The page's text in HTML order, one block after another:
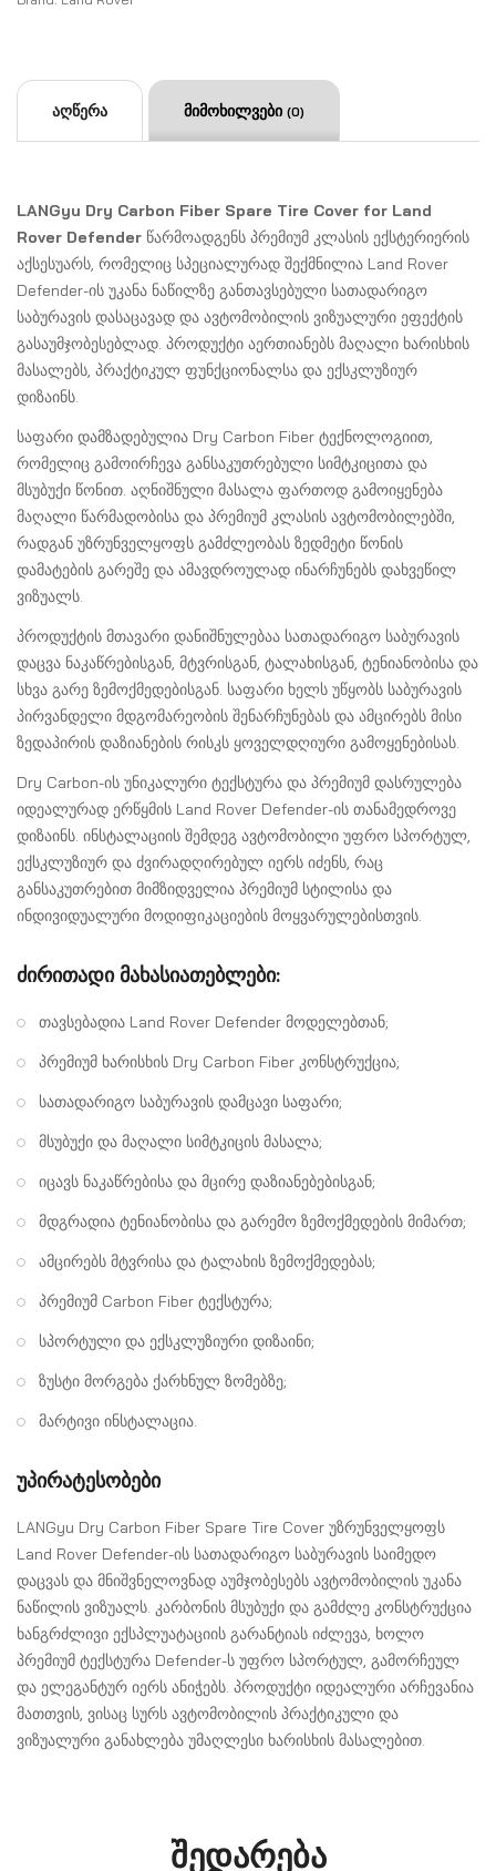
აღწერა მიმოხილვები (0)
LANGyu Dry Carbon Fiber Spare Tire Cover for Land
Rover Defender წარმოადგენს პრემიუმ კლასის ექსტერიერის
აქსესუარს, რომელიც სპეციალურად შექმნილია Land Rover
Defender-ის უკანა ნაწილზე განთავსებული სათადარიგო
საბურავის დასაცავად და ავტომობილის ვიზუალური ეფექტის
გასაუმჯობესებლად. პროდუქტი აერთიანებს მაღალი ხარისხის
მასალებს, პრაქტიკულ ფუნქციონალსა და ექსკლუზიურ
დიზაინს.
საფარი დამზადებულია Dry Carbon Fiber ტექნოლოგიით,
რომელიც გამოირჩევა განსაკუთრებული სიმტკიცითა და
მსუბუქი წონით. აღნიშნული მასალა ფართოდ გამოიყენება
მაღალი წარმადობისა და პრემიუმ კლასის ავტომობილებში,
რადგან უზრუნველყოფს გამძლეობას ზედმეტი წონის
დამატების გარეშე და ამავდროულად ინარჩუნებს დახვეწილ
ვიზუალს.
პროდუქტის მთავარი დანიშნულებაა სათადარიგო საბურავის
დაცვა ნაკაწრებისგან, მტვრისგან, ტალახისგან, ტენიანობისა და
სხვა გარე ზემოქმედებისგან. საფარი ხელს უწყობს საბურავის
პირვანდელი მდგომარეობის შენარჩუნებას და ამცირებს მისი
ზედაპირის დაზიანების რისკს ყოველდღიური გამოყენებისას.
Dry Carbon-ის უნიკალური ტექსტურა და პრემიუმ დასრულება
იდეალურად ერწყმის Land Rover Defender-ის თანამედროვე
დიზაინს. ინსტალაციის შემდეგ ავტომობილი უფრო სპორტულ,
ექსკლუზიურ და ძვირადღირებულ იერს იძენს, რაც
განსაკუთრებით მიმზიდველია პრემიუმ სტილისა და
ინდივიდუალური მოდიფიკაციების მოყვარულებისთვის.
ძირითადი მახასიათებლები:
თავსებადია Land Rover Defender მოდელებთან;
პრემიუმ ხარისხის Dry Carbon Fiber კონსტრუქცია;
სათადარიგო საბურავის დამცავი საფარი;
მსუბუქი და მაღალი სიმტკიცის მასალა;
იცავს ნაკაწრებისა და მცირე დაზიანებებისგან;
მდგრადია ტენიანობისა და გარემო ზემოქმედების მიმართ;
ამცირებს მტვრისა და ტალახის ზემოქმედებას;
პრემიუმ Carbon Fiber ტექსტურა;
სპორტული და ექსკლუზიური დიზაინი;
ზუსტი მორგება ქარხნულ ზომებზე;
მარტივი ინსტალაცია.
უპირატესობები
LANGyu Dry Carbon Fiber Spare Tire Cover უზრუნველყოფს
Land Rover Defender-ის სათადარიგო საბურავის საიმედო
დაცვას და მნიშვნელოვნად აუმჯობესებს ავტომობილის უკანა
ნაწილის ვიზუალს. კარბონის მსუბუქი და გამძლე კონსტრუქცია
ხანგრძლივი ექსპლუატაციის გარანტიას იძლევა, ხოლო
პრემიუმ ტექსტურა Defender-ს უფრო სპორტულ, გამორჩეულ
და ელეგანტურ იერს ანიჭებს. პროდუქტი იდეალური არჩევანია
მათთვის, ვისაც სურს ავტომობილის პრაქტიკული და
ვიზუალური განახლება უმაღლესი ხარისხის მასალებით.
შედარება